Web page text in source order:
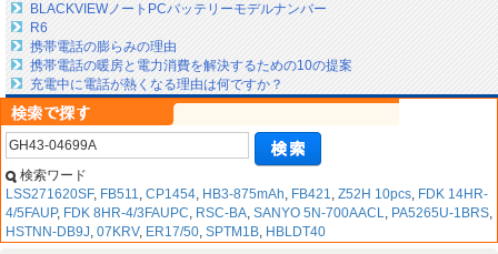
BLACKVIEWノートPCバッテリーモデルナンバー
R6
携帯電話の膨らみの理由
携帯電話の暖房と電力消費を解決するための10の提案
充電中に電話が熱くなる理由は何ですか？
検索ワード
LSS271620SF, FB511, CP1454, HB3-875mAh, FB421, Z52H 10pcs, FDK 14HR-
4/5FAUP, FDK 8HR-4/3FAUPC, RSC-BA, SANYO 5N-700AACL, PA5265U-1BRS,
HSTNN-DB9J, 07KRV, ER17/50, SPTM1B, HBLDT40